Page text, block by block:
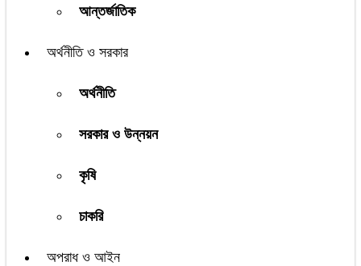
আন্তর্জাতিক
অর্থনীতি ও সরকার
অর্থনীতি
সরকার ও উন্নয়ন
কৃষি
চাকরি
অপরাধ ও আইন